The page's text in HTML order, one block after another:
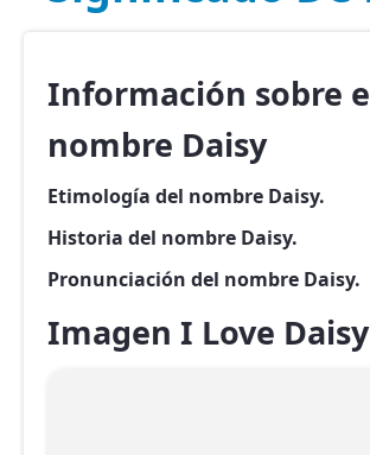
Información sobre
nombre Daisy
Etimología del nombre Daisy.
Historia del nombre Daisy.
Pronunciación del nombre Daisy.
Imagen I Love Daisy